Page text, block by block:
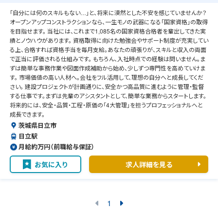
「自分には何のスキルもない…」と、将来に漠然とした不安を感じていませんか？
オープンアップコンストラクションなら、一生モノの武器になる「国家資格」の取得
を目指せます。 当社には、これまで1,085名の国家資格合格者を輩出してきた実
績とノウハウがあります。 資格取得に向けた勉強会やサポート制度が充実してい
る上、合格すれば資格手当を毎月支給。あなたの頑張りが、スキルと収入の両面
で正当に評価される仕組みです。 もちろん、入社時点での経験は問いません。ま
ずは簡単な事務作業や図面作成補助から始め、少しずつ専門性を高めていけま
す。 市場価値の高い人材へ。会社をフル活用して、理想の自分へと成長してくだ
さい。 建設プロジェクトが計画通りに、安全かつ高品質に進むように管理・監督
する仕事です。まずは先輩のアシスタントとして、簡単な業務からスタートします。
将来的には、安全・品質・工程・原価の「4大管理」を担うプロフェッショナルへと
成長できます。
茨城県日立市
日立駅
月給約万円（前職給与保証）
お気に入り 求人詳細を見る
1